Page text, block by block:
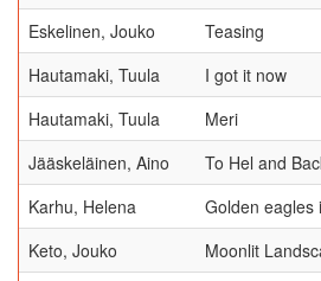
Eskelinen, Jouko
Teasing
Hautamaki, Tuula
I got it now
Hautamaki, Tuula
Meri
Jääskeläinen, Aino
To Hel and
Karhu, Helena
Golden eagles
Keto, Jouko
Moonlit